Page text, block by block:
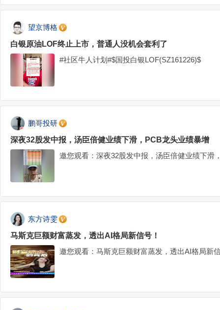
望京博格
白银原油LOF终止上市，普通人没机会套利了
#社区牛人计划#$国投白银LOF(SZ161226)$
鹏哥投研
深夜32股发中报，汤臣倍健业绩下滑，PCB龙头业绩暴增
邀您观看：深夜32股发中报，汤臣倍健业绩下滑
东方诗雯
马斯克巨额财富蒸发，透出AI格局新信号！
邀您观看：马斯克巨额财富蒸发，透出AI格局新